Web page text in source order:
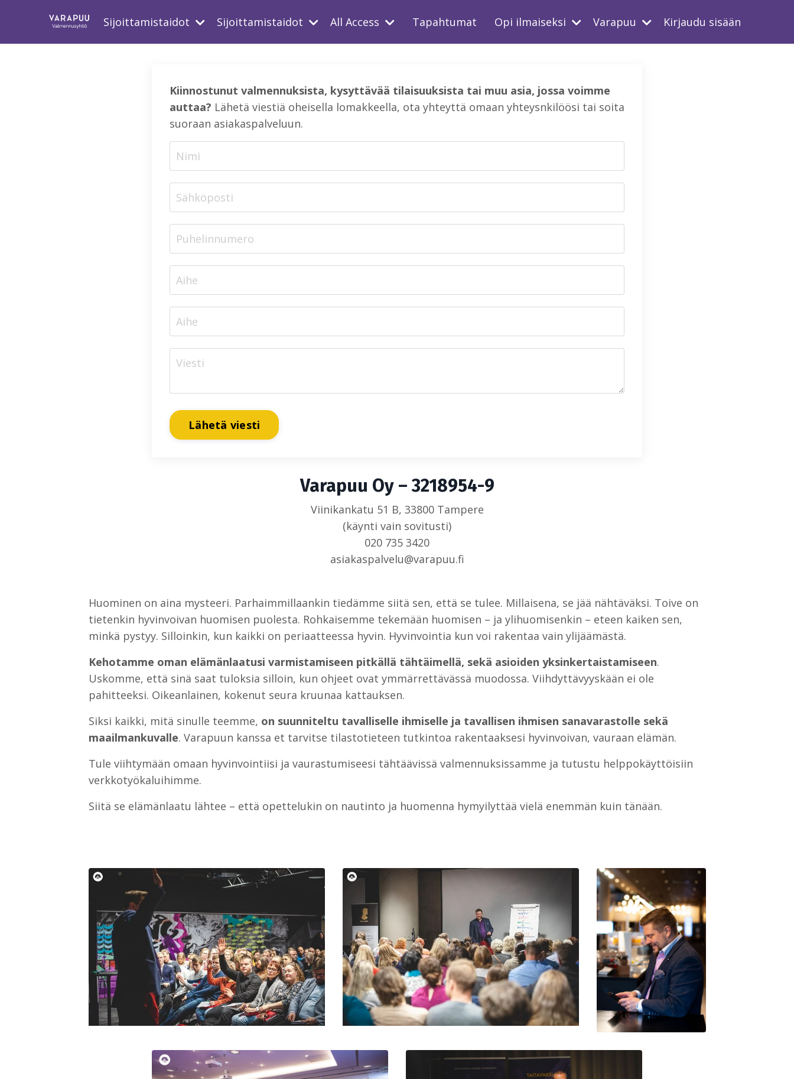
Sijoittamistaidot Sijoittamistaidot All Access Tapahtumat Opi ilmaiseksi Varapuu Kirjaudu sisään
Kiinnostunut valmennuksista, kysyttävää tilaisuuksista tai muu asia, jossa voimme
auttaa? Lähetä viestiä oheisella lomakkeella, ota yhteyttä omaan yhteysnkilöösi tai soita
suoraan asiakaspalveluun.
Lähetä viesti
Varapuu Oy – 3218954-9
Viinikankatu 51 B, 33800 Tampere
(käynti vain sovitusti)
020 735 3420
asiakaspalvelu@varapuu.fi
Huominen on aina mysteeri. Parhaimmillaankin tiedämme siitä sen, että se tulee. Millaisena, se jää nähtäväksi. Toive on
tietenkin hyvinvoivan huomisen puolesta. Rohkaisemme tekemään huomisen – ja ylihuomisenkin – eteen kaiken sen,
minkä pystyy. Silloinkin, kun kaikki on periaatteessa hyvin. Hyvinvointia kun voi rakentaa vain ylijäämästä.
Kehotamme oman elämänlaatusi varmistamiseen pitkällä tähtäimellä, sekä asioiden yksinkertaistamiseen.
Uskomme, että sinä saat tuloksia silloin, kun ohjeet ovat ymmärrettävässä muodossa. Viihdyttävyyskään ei ole
pahitteeksi. Oikeanlainen, kokenut seura kruunaa kattauksen.
Siksi kaikki, mitä sinulle teemme, on suunniteltu tavalliselle ihmiselle ja tavallisen ihmisen sanavarastolle sekä
maailmankuvalle. Varapuun kanssa et tarvitse tilastotieteen tutkintoa rakentaaksesi hyvinvoivan, vauraan elämän.
Tule viihtymään omaan hyvinvointiisi ja vaurastumiseesi tähtäävissä valmennuksissamme ja tutustu helppokäyttöisiin
verkkotyökaluihimme.
Siitä se elämänlaatu lähtee – että opettelukin on nautinto ja huomenna hymyilyttää vielä enemmän kuin tänään.